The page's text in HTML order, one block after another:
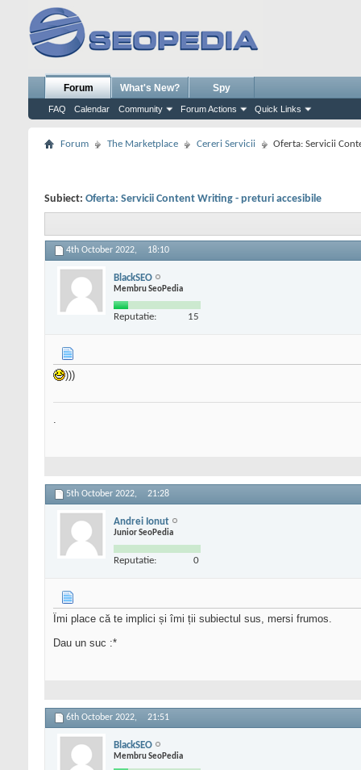
Forum
FAQ Calendar Community Forum Actions Quick Links
What's New? Spy
Forum The Marketplace Cereri Servicii Oferta: Servicii
Subiect: Oferta: Servicii Content Writing - preturi accesibile
4th October 2022, 18:10
BlackSEO
Membru SeoPedia
Reputatie: 15
)))
.
5th October 2022, 21:28
Andrei Ionut
Junior SeoPedia
Reputatie: 0
Îmi place că te implici și îmi ții subiectul sus, mersi frumos.
Dau un suc :*
6th October 2022, 21:51
BlackSEO
Membru SeoPedia